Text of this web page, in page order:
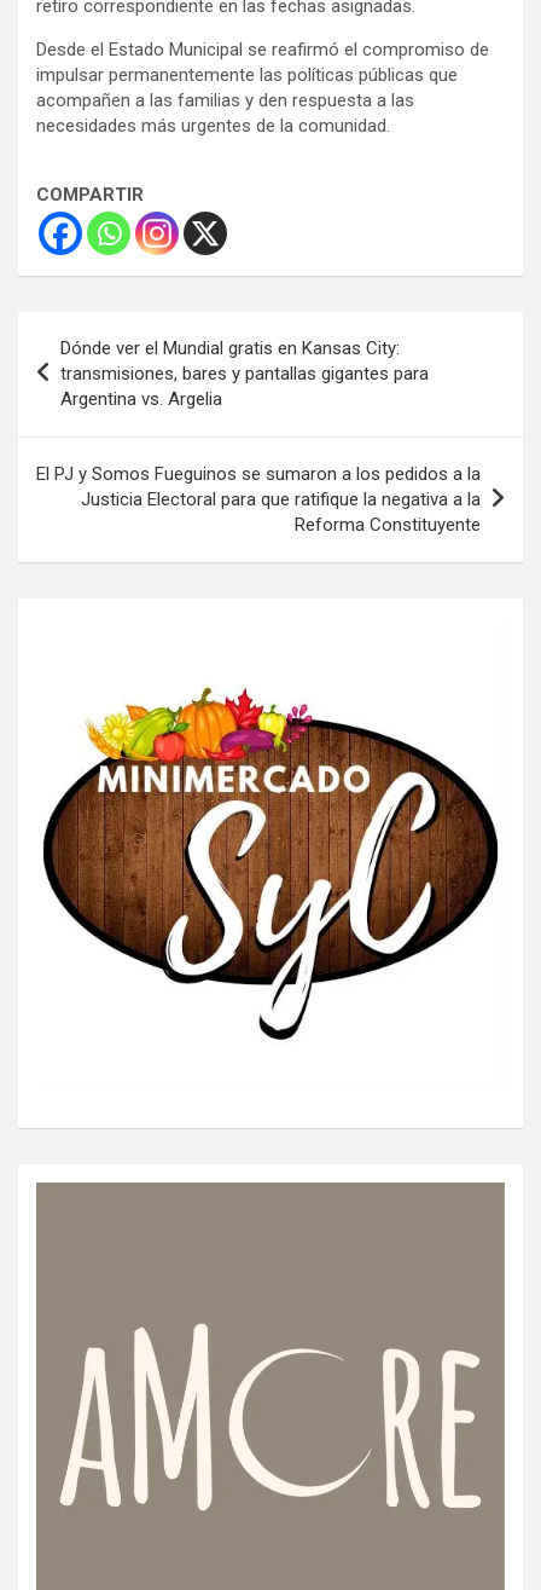
retiro correspondiente en las fechas asignadas.
Desde el Estado Municipal se reafirmó el compromiso de
impulsar permanentemente las políticas públicas que
acompañen a las familias y den respuesta a las
necesidades más urgentes de la comunidad.
COMPARTIR
de
entradas
Dónde ver el Mundial gratis en Kansas City:
transmisiones, bares y pantallas gigantes para
Argentina vs. Argelia
El PJ y Somos Fueguinos se sumaron a los pedidos a la
Justicia Electoral para que ratifique la negativa a la
Reforma Constituyente